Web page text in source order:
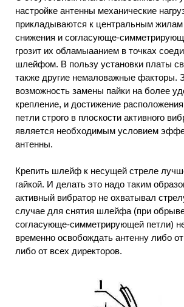
настройке антенны механические
прикладываются к центральным жилам
снижения и согласующе-
грозит их обламыаанием в точках
шлейфом. В пользу установки платы
также другие немаловажные факторы.
возможность замены пайки на более
крепление, и достижение
петли строго в плоскости активного
является необходимым условием
антенны.
Крепить шлейф к несущей стреле
гайкой. И делать это надо таким
активный вибратор не охватывал
случае для снятия шлейфа (при
согласующе-симметрирующей петли)
временно освобождать антенну либо
либо от всех директоров.